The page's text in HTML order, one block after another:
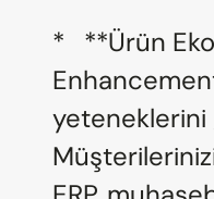
*   **Ürün
yeteneklerini